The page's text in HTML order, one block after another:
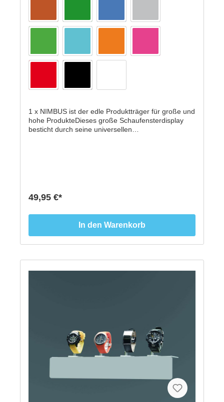
1 x NIMBUS ist der edle Produktträger für große und
hohe ProdukteDieses große Schaufensterdisplay
besticht durch seine universellen
25 cm hoch, 30 cm lang und 11 cm tief und
Display ermöglichen das leichte Hineinstellen u.
Herausnehmenvon Produkten, ohne dass man das
Display demontieren muss.Pro Verpackung erhalten
um das Schaufensterdisplay. Bitte suchen Sie
Jahre Garantie auf Produktträger*patent pending
49,95 €*
In den Warenkorb